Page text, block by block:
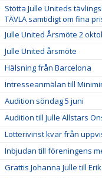
Stötta Julle Uniteds
TÄVLA samtidigt om fina
Julle United Årsmöte 2
Julle United årsmöte
Hälsning från Barcelona
Intresseanmälan till
Audition söndag 5 juni
Audition till Julle Allstars
Lotterivinst kvar från
Inbjudan till föreningens
Grattis Johanna Julle till